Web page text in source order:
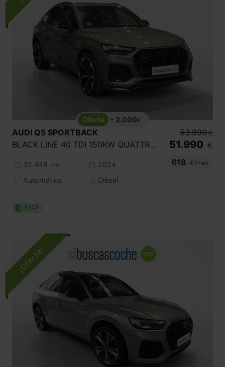
- 2.000€
AUDI Q5 SPORTBACK
BLACK LINE 40 TDI 150KW QUATTRO ULTRA
32.448 km
2024
Automático
Diésel
53.990 €
51.990 €
618
€/mes
ECO